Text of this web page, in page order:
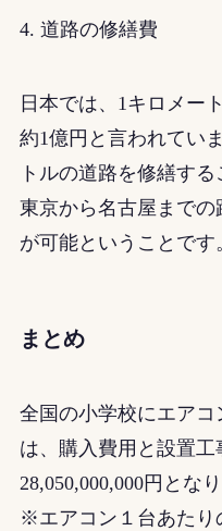
4. 道路の修繕費
日本では、1キロメー
約1億円と言われてい
トルの道路を修繕す
東京から名古屋まで
が可能ということです
まとめ
全国の小学校にエア
は、購入費用と設置
28,050,000,000円となり
※エアコン１台あたり